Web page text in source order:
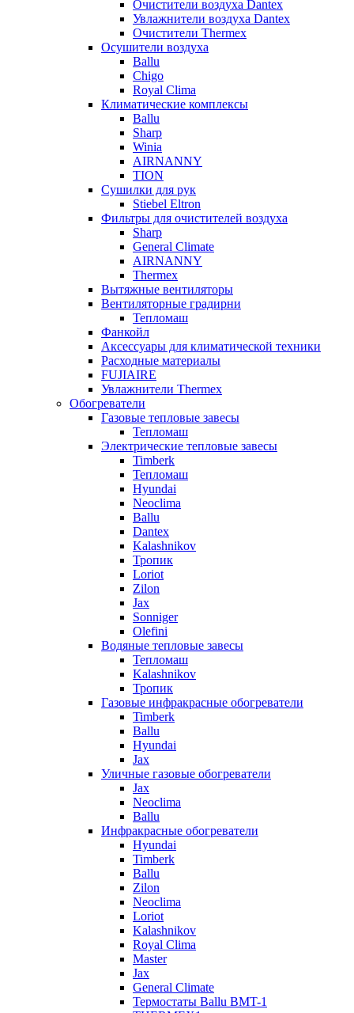
Очистители воздуха Dantex
Увлажнители воздуха Dantex
Очистители Thermex
Осушители воздуха
Ballu
Chigo
Royal Clima
Климатические комплексы
Ballu
Sharp
Winia
AIRNANNY
TION
Сушилки для рук
Stiebel Eltron
Фильтры для очистителей воздуха
Sharp
General Climate
AIRNANNY
Thermex
Вытяжные вентиляторы
Вентиляторные градирни
Тепломаш
Фанкойл
Аксессуары для климатической техники
Расходные материалы
FUJIAIRE
Увлажнители Thermex
Обогреватели
Газовые тепловые завесы
Тепломаш
Электрические тепловые завесы
Timberk
Тепломаш
Hyundai
Neoclima
Ballu
Dantex
Kalashnikov
Тропик
Loriot
Zilon
Jax
Sonniger
Olefini
Водяные тепловые завесы
Тепломаш
Kalashnikov
Тропик
Газовые инфракрасные обогреватели
Timberk
Ballu
Hyundai
Jax
Уличные газовые обогреватели
Jax
Neoclima
Ballu
Инфракрасные обогреватели
Hyundai
Timberk
Ballu
Zilon
Neoclima
Loriot
Kalashnikov
Royal Clima
Master
Jax
General Climate
Термостаты Ballu BMT-1